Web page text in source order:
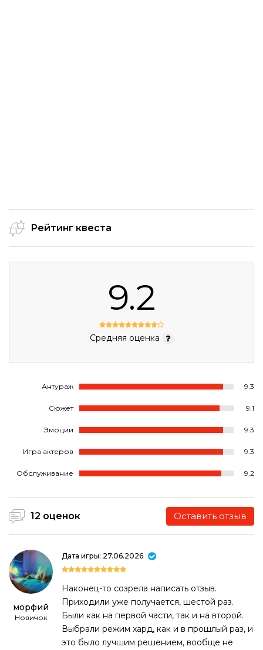
Рейтинг квеста
9.2
Средняя оценка
Антураж 9.3
Сюжет 9.1
Эмоции 9.3
Игра актеров 9.3
Обслуживание 9.2
12 оценок Оставить отзыв
морфий
Новичок
Дата игры: 27.06.2026
Наконец-то созрела написать отзыв.
Приходили уже получается, шестой раз.
Были как на первой части, так и на второй.
Выбрали режим хард, как и в прошлый раз, и
это было лучшим решением, вообще не